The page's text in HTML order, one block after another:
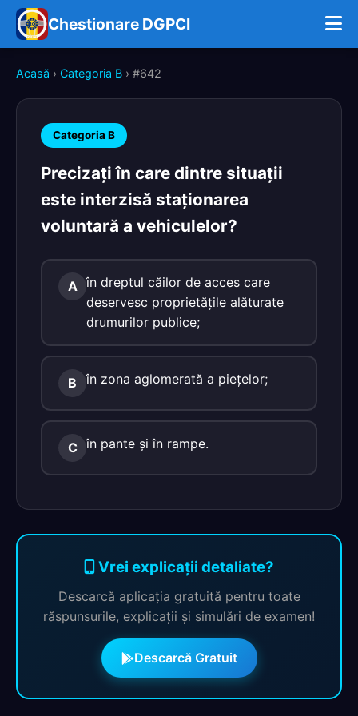
Chestionare DGPCI
Acasă › Categoria B › #642
Categoria B
Precizaţi în care dintre situaţii
este interzisă staţionarea
voluntară a vehiculelor?
A în dreptul căilor de acces care
deservesc proprietăţile alăturate
drumurilor publice;
B în zona aglomerată a pieţelor;
C în pante şi în rampe.
Vrei explicații detaliate?
Descarcă aplicația gratuită pentru toate
răspunsurile, explicații și simulări de examen!
Descarcă Gratuit